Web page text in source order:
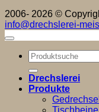
2006- 2026 ©
info@drechslerei-
Suchen
nach:
Drechslerei
Produkte